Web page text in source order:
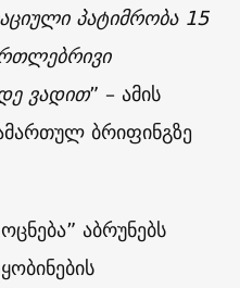
პატიმრობა 15
ვადით” – ამის
ბრიფინგზე
აბრუნებს